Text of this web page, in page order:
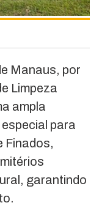
Manaus, por
Limpeza
ampla
para
Finados,
garantindo